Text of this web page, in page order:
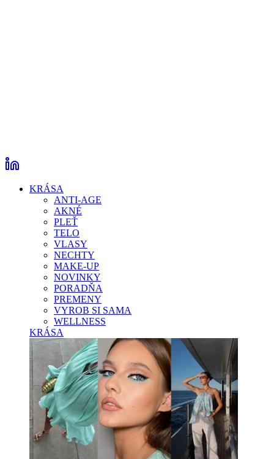
KRÁSA
ANTI-AGE
AKNÉ
PLEŤ
TELO
VLASY
NECHTY
MAKE-UP
NOVINKY
PORADŇA
PREMENY
VYROB SI SAMA
WELLNESS
KRÁSA